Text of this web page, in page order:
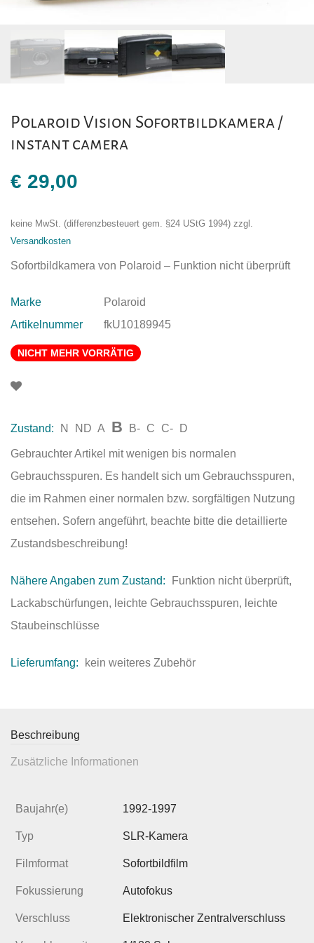
Polaroid Vision Sofortbildkamera /
instant camera
€ 29,00
keine MwSt. (differenzbesteuert gem. §24 UStG 1994) zzgl.
Versandkosten
Sofortbildkamera von Polaroid – Funktion nicht überprüft
Marke
Polaroid
Artikelnummer
fkU10189945
NICHT MEHR VORRÄTIG
Zustand: N ND A B B- C C- D
Gebrauchter Artikel mit wenigen bis normalen
Gebrauchsspuren. Es handelt sich um Gebrauchsspuren,
die im Rahmen einer normalen bzw. sorgfältigen Nutzung
entsehen. Sofern angeführt, beachte bitte die detaillierte
Zustandsbeschreibung!
Nähere Angaben zum Zustand:
Funktion nicht überprüft,
Lackabschürfungen, leichte Gebrauchsspuren, leichte
Staubeinschlüsse
Lieferumfang: kein weiteres Zubehör
Beschreibung
Zusätzliche Informationen
Baujahr(e) 1992-1997
Typ SLR-Kamera
Filmformat Sofortbildfilm
Fokussierung Autofokus
Verschluss Elektronischer Zentralverschluss